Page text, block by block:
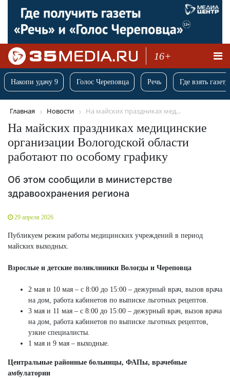
16+
Накопи удачу 9 Голос Череповца Речь Где взять
Главная Новости На майских праздниках мед...
На майских праздниках медицинские
организации Вологодской области
работают по особому графику
Об этом сообщили в министерстве
здравоохранения региона
29 апреля 2026
Публикуем режим работы медицинских учреждений в период
майских выходных.
Взрослые и детские поликлиники Вологды и Череповца
2 мая и 10 мая – с 8:00 до 15:00 – дежурный врач, вызов врача
на дом, работа кабинетов по выписке льготных рецептов.
3 мая и 11 мая – с 8:00 до 15:00 – дежурный врач, вызов врача
на дом, работа кабинетов по выписке льготных рецептов,
узкие специалисты.
1 мая и 9 мая – выходные.
Центральные районные больницы, ФАПы, врачебные
амбулатории